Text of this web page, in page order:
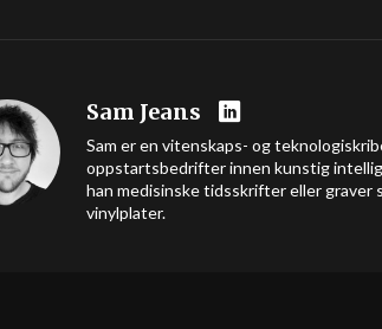
Sam Jeans
Sam er en vitenskaps- og
oppstartsbedrifter innen kunstig
han medisinske tidsskrifter eller graver
vinylplater.